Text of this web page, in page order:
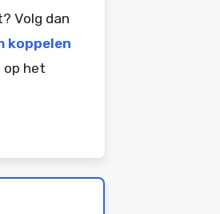
Volg dan
koppelen
op het